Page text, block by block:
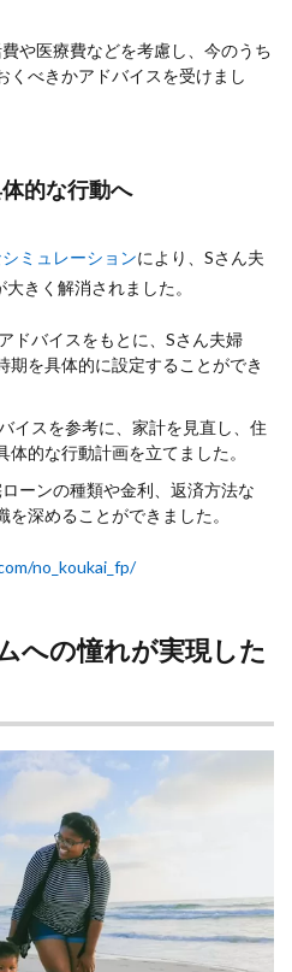
や医療費などを考慮し、今のうち
くべきかアドバイスを受けまし
的な行動へ
ミュレーションにより、Sさん夫
きく解消されました。
ドバイスをもとに、Sさん夫婦
期を具体的に設定することができ
イスを参考に、家計を見直し、住
的な行動計画を立てました。
ーンの種類や金利、返済方法な
深めることができました。
no_koukai_fp/
への憧れが実現した